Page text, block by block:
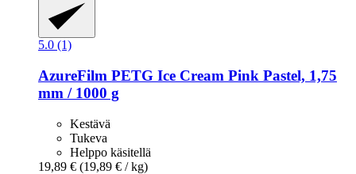
5.0 (1)
AzureFilm PETG Ice Cream Pink Pastel, 1,75
mm / 1000 g
Kestävä
Tukeva
Helppo käsitellä
19,89 € (19,89 € / kg)